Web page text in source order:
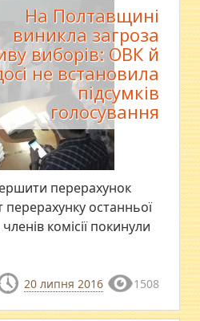
На Полтавщині
виникла загроза
виборів: ОВК й
не встановила
підсумків
голосування
перерахунок
останньої
комісії покинули
20 липня 2016 1508